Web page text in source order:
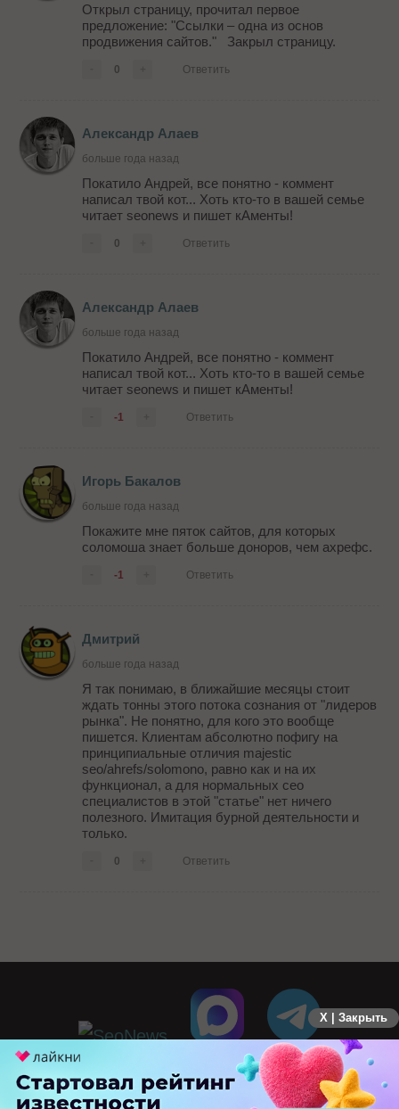
Открыл страницу, прочитал первое
предложение: "Ссылки – одна из основ
продвижения сайтов." Закрыл страницу.
0 Ответить
Александр Алаев
больше года назад
Покатило Андрей, все понятно - коммент
написал твой кот... Хоть кто-то в вашей семье
читает seonews и пишет кАменты!
0 Ответить
Александр Алаев
больше года назад
Покатило Андрей, все понятно - коммент
написал твой кот... Хоть кто-то в вашей семье
читает seonews и пишет кАменты!
-1 Ответить
Игорь Бакалов
больше года назад
Покажите мне пяток сайтов, для которых
соломоша знает больше доноров, чем ахрефс.
-1 Ответить
Дмитрий
больше года назад
Я так понимаю, в ближайшие месяцы стоит
ждать тонны этого потока сознания от "лидеров
рынка". Не понятно, для кого это вообще
пишется. Клиентам абсолютно пофигу на
принципиальные отличия majestic
seo/ahrefs/solomono, равно как и на их
функционал, а для нормальных сео
специалистов в этой "статье" нет ничего
полезного. Имитация бурной деятельности и
только.
0 Ответить
X | Закрыть
ПЕРЕЙТИ НА ПОЛНУЮ ВЕРСИЮ
© SEOnews.ru Все права защищены. 2026